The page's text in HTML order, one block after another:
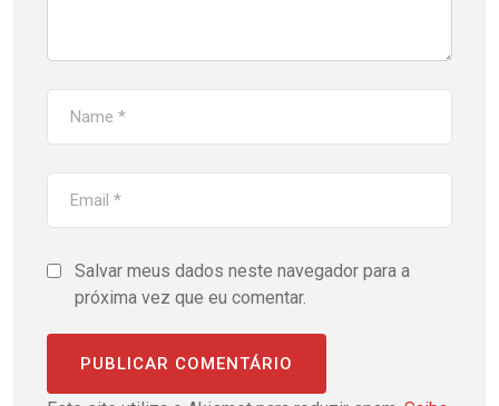
Salvar meus dados neste navegador para a
próxima vez que eu comentar.